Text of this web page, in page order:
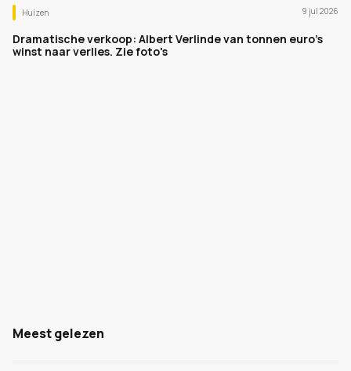
Huizen 9 jul 2026
Dramatische verkoop: Albert Verlinde van tonnen euro's
winst naar verlies. Zie foto's
Meest gelezen